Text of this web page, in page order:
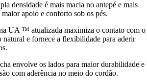
densidade é mais macia no antepé e mais
apoio e conforto sob os pés.
UA ™ atualizada maximiza o contato com o
e fornece a flexibilidade para aderir
envolve os lados para maior durabilidade e
com aderência no meio do cordão.